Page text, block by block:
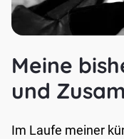
Meine
und
Im Laufe meiner